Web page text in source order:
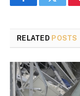
FacebookTwitter
RELATED POSTS